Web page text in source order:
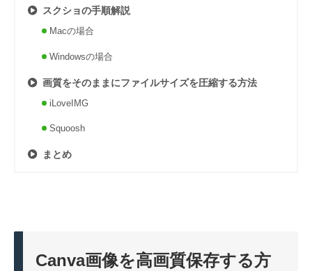
スクショの手順解説
Macの場合
Windowsの場合
画質をそのままにファイルサイズを圧縮する方法
iLoveIMG
Squoosh
まとめ
Canva画像を高画質保存する方